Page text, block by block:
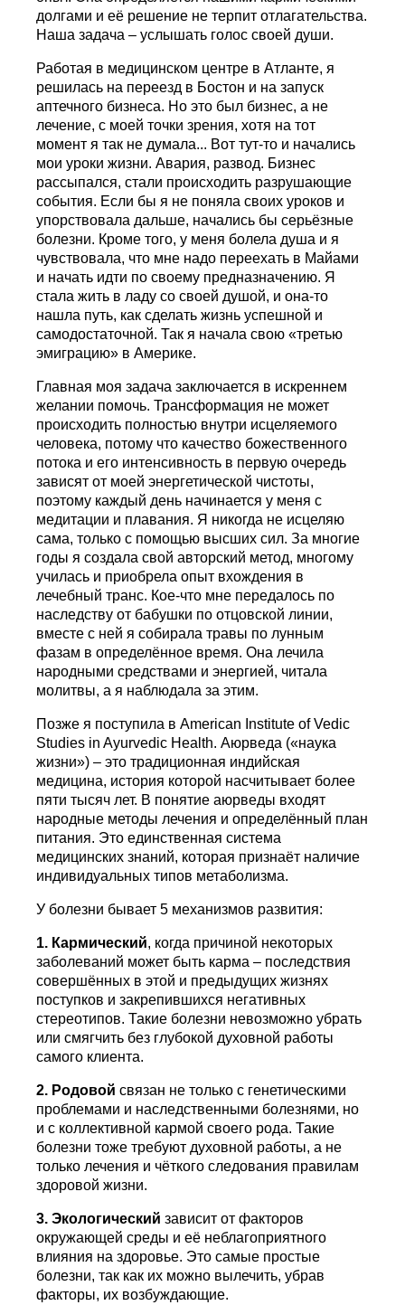
долгами и её решение не терпит отлагательства.
Наша задача – услышать голос своей души.
Работая в медицинском центре в Атланте, я
решилась на переезд в Бостон и на запуск
аптечного бизнеса. Но это был бизнес, а не
лечение, с моей точки зрения, хотя на тот
момент я так не думала... Вот тут-то и начались
мои уроки жизни. Авария, развод. Бизнес
рассыпался, стали происходить разрушающие
события. Если бы я не поняла своих уроков и
упорствовала дальше, начались бы серьёзные
болезни. Кроме того, у меня болела душа и я
чувствовала, что мне надо переехать в Майами
и начать идти по своему предназначению. Я
стала жить в ладу со своей душой, и она-то
нашла путь, как сделать жизнь успешной и
самодостаточной. Так я начала свою «третью
эмиграцию» в Америке.
Главная моя задача заключается в искреннем
желании помочь. Трансформация не может
происходить полностью внутри исцеляемого
человека, потому что качество божественного
потока и его интенсивность в первую очередь
зависят от моей энергетической чистоты,
поэтому каждый день начинается у меня с
медитации и плавания. Я никогда не исцеляю
сама, только с помощью высших сил. За многие
годы я создала свой авторский метод, многому
училась и приобрела опыт вхождения в
лечебный транс. Кое-что мне передалось по
наследству от бабушки по отцовской линии,
вместе с ней я собирала травы по лунным
фазам в определённое время. Она лечила
народными средствами и энергией, читала
молитвы, а я наблюдала за этим.
Позже я поступила в American Institute of Vedic
Studies in Ayurvedic Health. Аюрведа («наука
жизни») – это традиционная индийская
медицина, история которой насчитывает более
пяти тысяч лет. В понятие аюрведы входят
народные методы лечения и определённый план
питания. Это единственная система
медицинских знаний, которая признаёт наличие
индивидуальных типов метаболизма.
У болезни бывает 5 механизмов развития:
1. Кармический, когда причиной некоторых
заболеваний может быть карма – последствия
совершённых в этой и предыдущих жизнях
поступков и закрепившихся негативных
стереотипов. Такие болезни невозможно убрать
или смягчить без глубокой духовной работы
самого клиента.
2. Родовой связан не только с генетическими
проблемами и наследственными болезнями, но
и с коллективной кармой своего рода. Такие
болезни тоже требуют духовной работы, а не
только лечения и чёткого следования правилам
здоровой жизни.
3. Экологический зависит от факторов
окружающей среды и её неблагоприятного
влияния на здоровье. Это самые простые
болезни, так как их можно вылечить, убрав
факторы, их возбуждающие.